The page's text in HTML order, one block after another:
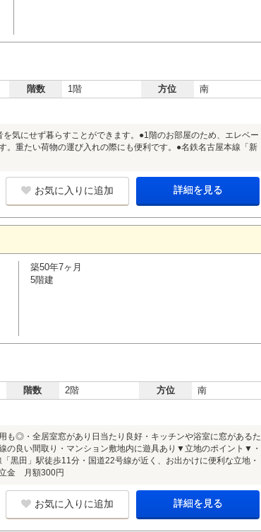
階数 1階 方位 南
気にせず暮らすことができます。●1階のお部屋のため、エレベー
。重たい荷物の運び入れの際にも便利です。●名鉄名古屋本線「新
お気に入りに追加 詳細を見る
築50年7ヶ月
5階建
階数 2階 方位 南
◎・全居室窓があり日当たり良好・キッチンや浴室に窓があるた
の良い間取り・マンション敷地内に遊具あり▼立地のポイント▼・
黒田」駅徒歩11分・国道22号線が近く、お出かけに便利な立地・
金 月額300円
お気に入りに追加 詳細を見る